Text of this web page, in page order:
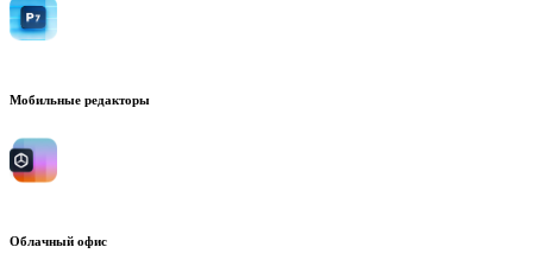
Мобильные редакторы
Облачный офис